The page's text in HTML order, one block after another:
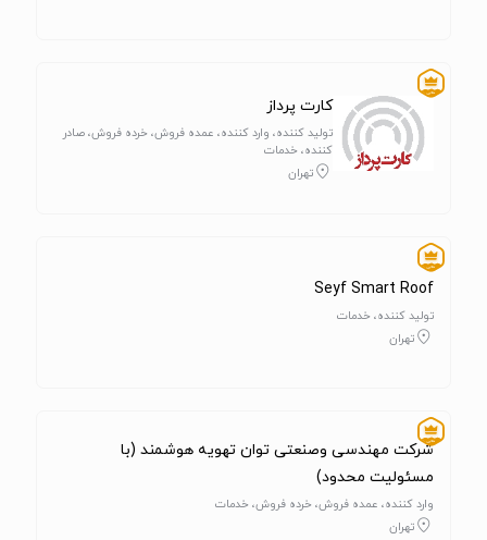
کارت پرداز
تولید کننده، وارد کننده، عمده فروش، خرده فروش، صادر
کننده، خدمات
تهران
Seyf Smart Roof
تولید کننده، خدمات
تهران
شرکت مهندسی وصنعتی توان تهویه هوشمند (با
مسئولیت محدود)
وارد کننده، عمده فروش، خرده فروش، خدمات
تهران